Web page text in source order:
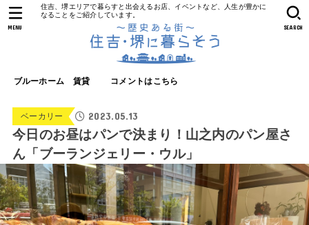
住吉、堺エリアで暮らすと出会えるお店、イベントなど、人生が豊かに
なることをご紹介しています。
ブルーホーム 賃貸 コメントはこちら
SEARCH
MENU
ベーカリー 2023.05.13
今日のお昼はパンで決まり！山之内のパン屋さ
ん「ブーランジェリー・ウル」